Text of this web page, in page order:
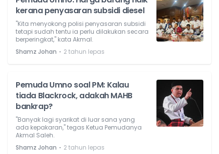
kerana penyasaran subsidi diesel
"Kita menyokong polisi penyasaran subsidi
tetapi sudah tentu ia perlu dilakukan secara
berperingkat," kata Akmal.
Shamz Johan ⋅ 2 tahun lepas
Pemuda Umno soal PM: Kalau
tiada Blackrock, adakah MAHB
bankrap?
"Banyak lagi syarikat di luar sana yang
ada kepakaran," tegas Ketua Pemudanya
Akmal Saleh.
Shamz Johan ⋅ 2 tahun lepas